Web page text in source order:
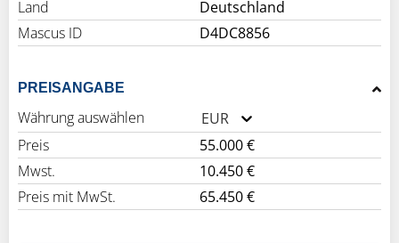
Land
Deutschland
Mascus ID
D4DC8856
PREISANGABE
Währung auswählen
EUR
Preis
55.000 €
Mwst.
10.450 €
Preis mit MwSt.
65.450 €